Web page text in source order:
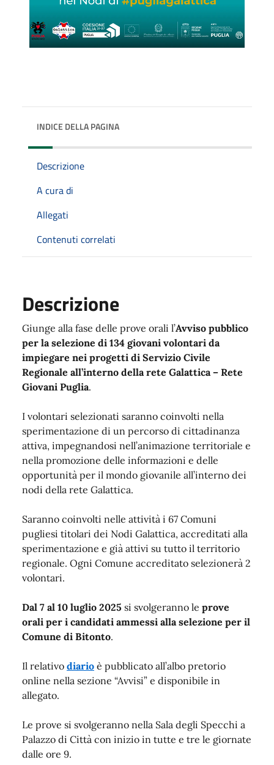
INDICE DELLA PAGINA
Descrizione
A cura di
Allegati
Contenuti correlati
Descrizione
Giunge alla fase delle prove orali l’Avviso pubblico
per la selezione di 134 giovani volontari da
impiegare nei progetti di Servizio Civile
Regionale all’interno della rete Galattica – Rete
Giovani Puglia.
I volontari selezionati saranno coinvolti nella
sperimentazione di un percorso di cittadinanza
attiva, impegnandosi nell’animazione territoriale e
nella promozione delle informazioni e delle
opportunità per il mondo giovanile all’interno dei
nodi della rete Galattica.
Saranno coinvolti nelle attività i 67 Comuni
pugliesi titolari dei Nodi Galattica, accreditati alla
sperimentazione e già attivi su tutto il territorio
regionale. Ogni Comune accreditato selezionerà 2
volontari.
Dal 7 al 10 luglio 2025 si svolgeranno le prove
orali per i candidati ammessi alla selezione per il
Comune di Bitonto.
Il relativo diario è pubblicato all’albo pretorio
online nella sezione “Avvisi” e disponibile in
allegato.
Le prove si svolgeranno nella Sala degli Specchi a
Palazzo di Città con inizio in tutte e tre le giornate
dalle ore 9.